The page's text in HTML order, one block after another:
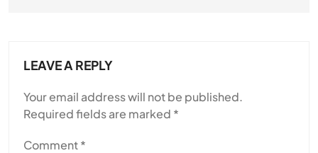
LEAVE A REPLY
Your email address will not be published.
Required fields are marked *
Comment*